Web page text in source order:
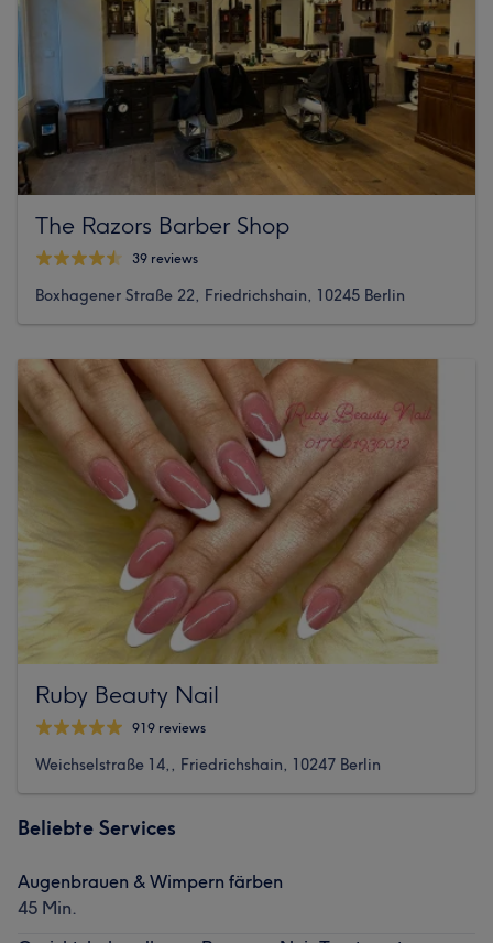
The Razors Barber Shop
39 reviews
Boxhagener Straße 22, Friedrichshain, 10245 Berlin
Ruby Beauty Nail
919 reviews
Weichselstraße 14,, Friedrichshain, 10247 Berlin
Beliebte Services
Augenbrauen & Wimpern färben
45 Min.